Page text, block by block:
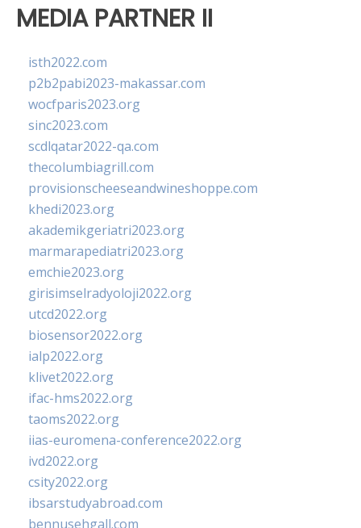
MEDIA PARTNER II
isth2022.com
p2b2pabi2023-makassar.com
wocfparis2023.org
sinc2023.com
scdlqatar2022-qa.com
thecolumbiagrill.com
provisionscheeseandwineshoppe.com
khedi2023.org
akademikgeriatri2023.org
marmarapediatri2023.org
emchie2023.org
girisimselradyoloji2022.org
utcd2022.org
biosensor2022.org
ialp2022.org
klivet2022.org
ifac-hms2022.org
taoms2022.org
iias-euromena-conference2022.org
ivd2022.org
csity2022.org
ibsarstudyabroad.com
bennusehgall.com